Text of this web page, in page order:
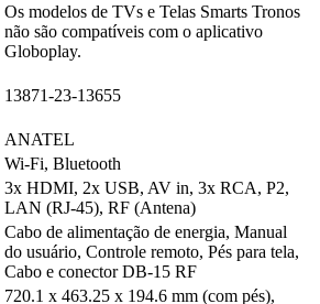
Os modelos de TVs e Telas Smarts Tronos
não são compatíveis com o aplicativo
Globoplay.
13871-23-13655
ANATEL
Wi-Fi, Bluetooth
3x HDMI, 2x USB, AV in, 3x RCA, P2,
LAN (RJ-45), RF (Antena)
Cabo de alimentação de energia, Manual
do usuário, Controle remoto, Pés para tela,
Cabo e conector DB-15 RF
720.1 x 463.25 x 194.6 mm (com pés),